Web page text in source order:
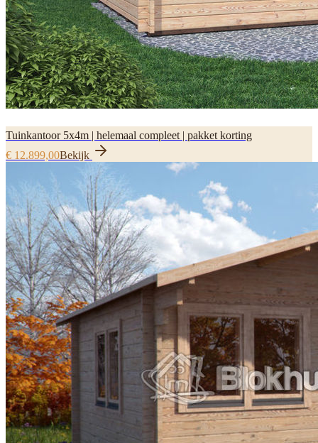
Tuinkantoor 5x4m | helemaal compleet | pakket korting
€ 12.899,00Bekijk